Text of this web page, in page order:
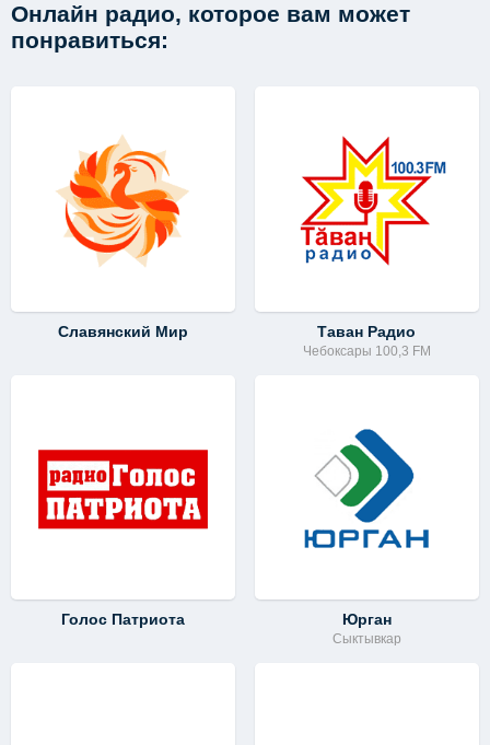
Онлайн радио, которое вам может
понравиться:
Славянский Мир Таван Радио
Чебоксары 100,3 FM
Голос Патриота Юрган
Сыктывкар